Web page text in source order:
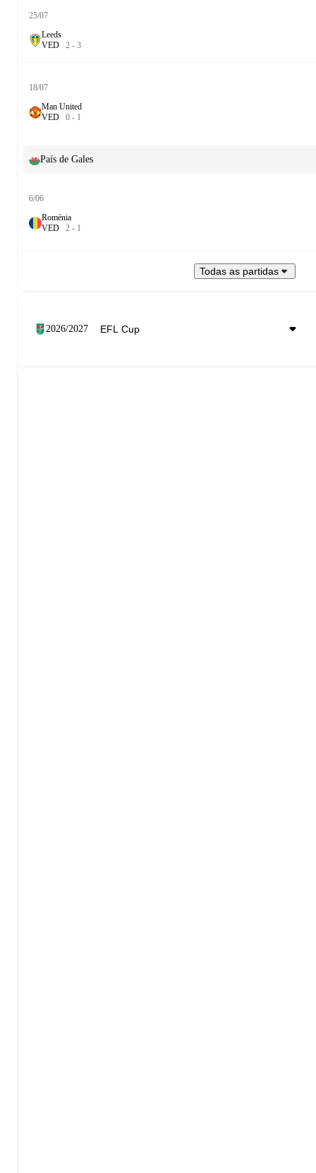
25/07
Leeds
VED 2 - 3
18/07
Man United
VED 0 - 1
País de Gales
6/06
Roménia
VED 2 - 1
Todas as partidas
2026/2027